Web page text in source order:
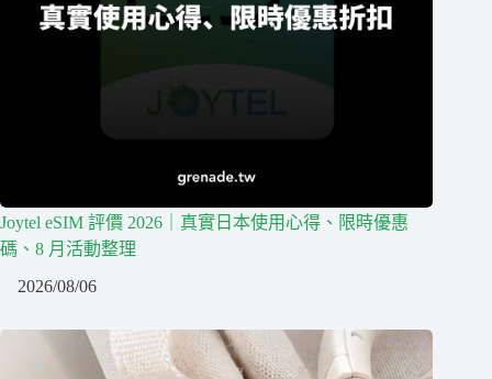
Joytel eSIM 評價 2026｜真實日本使用心得、限時優惠
碼、8 月活動整理
2026/08/06